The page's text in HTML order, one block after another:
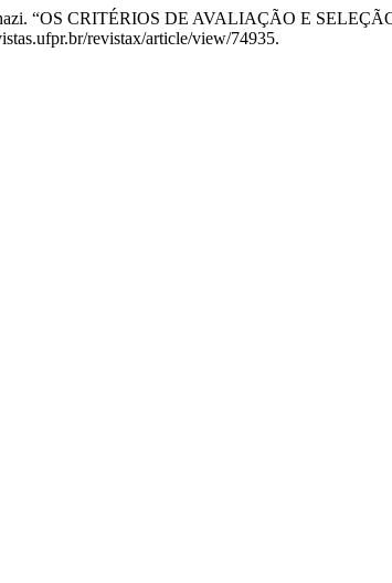
“OS CRITÉRIOS DE AVALIAÇÃO E
revistax/article/view/74935.